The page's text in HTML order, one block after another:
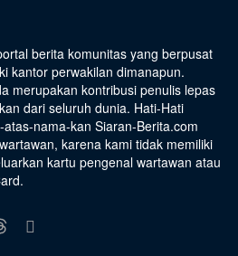
berita komunitas yang berpusat
kantor perwakilan dimanapun.
merupakan kontribusi penulis lepas
dari seluruh dunia. Hati-Hati
nama-kan Siaran-Berita.com
karena kami tidak memiliki
kartu pengenal wartawan atau